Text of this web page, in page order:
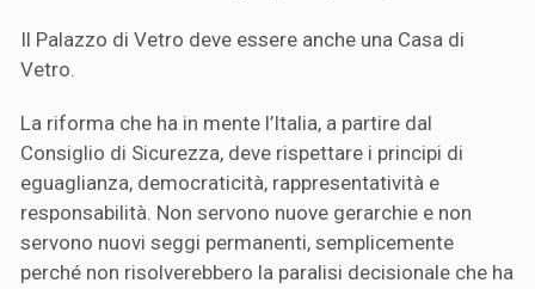
Il Palazzo di Vetro deve essere anche una Casa di
Vetro.
La riforma che ha in mente l’Italia, a partire dal
Consiglio di Sicurezza, deve rispettare i principi di
eguaglianza, democraticità, rappresentatività e
responsabilità. Non servono nuove gerarchie e non
servono nuovi seggi permanenti, semplicemente
perché non risolverebbero la paralisi decisionale che ha